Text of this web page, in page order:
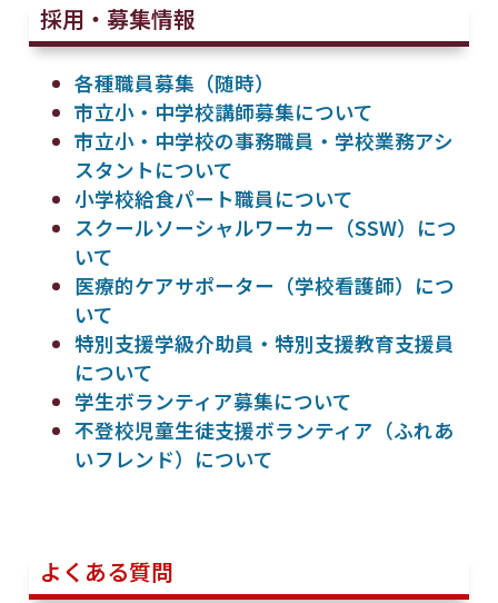
採用・募集情報
各種職員募集（随時）
市立小・中学校講師募集について
市立小・中学校の事務職員・学校業務アシ
スタントについて
小学校給食パート職員について
スクールソーシャルワーカー（SSW）につ
いて
医療的ケアサポーター（学校看護師）につ
いて
特別支援学級介助員・特別支援教育支援員
について
学生ボランティア募集について
不登校児童生徒支援ボランティア（ふれあ
いフレンド）について
よくある質問